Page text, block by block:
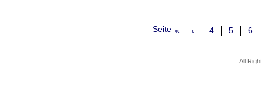
Seite « ‹ 4 5 6
All